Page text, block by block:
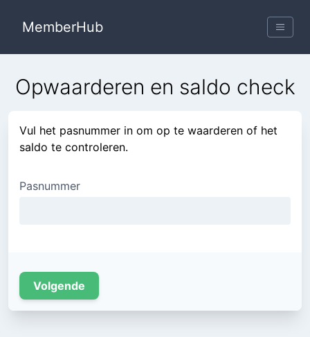
MemberHub
MemberHub
Opwaarderen en saldo check
Vul het pasnummer in om op te waarderen of het
saldo te controleren.
Pasnummer
Volgende